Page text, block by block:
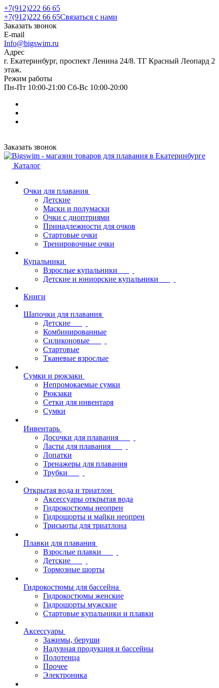
+7(912)222 66 65
+7(912)222 66 65Связаться с нами
Заказать звонок
E-mail
Info@bigswim.ru
Адрес
г. Екатеринбург, проспект Ленина 24/8. ТГ Красный Леопард 2
этаж.
Режим работы
Пн-Пт 10:00-21:00 Сб-Вс 10:00-20:00
Заказать звонок
Каталог
Очки для плавания
Детские
Маски и полумаски
Очки с диоптриями
Принадлежности для очков
Стартовые очки
Тренировочные очки
Купальники
Взрослые купальники
Детские и юниорские купальники
Книги
Шапочки для плавания
Детские
Комбинированные
Силиконовые
Стартовые
Тканевые взрослые
Сумки и рюкзаки
Непромокаемые сумки
Рюкзаки
Сетки для инвентаря
Сумки
Инвентарь
Досочки для плавания
Ласты для плавания
Лопатки
Тренажеры для плавания
Трубки
Открытая вода и триатлон
Аксессуары открытая вода
Гидрокостюмы неопрен
Гидрошорты и майки неопрен
Трисьюты для триатлона
Плавки для плавания
Взрослые плавки
Детские
Тормозные шорты
Гидрокостюмы для бассейна
Гидрокостюмы женские
Гидрошорты мужские
Стартовые купальники и плавки
Аксессуары
Зажимы, беруши
Надувная продукция и бассейны
Полотенца
Прочее
Электроника